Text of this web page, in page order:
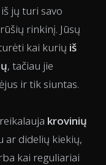
jų turi savo
rinkinį. Jūsų
kai kurių iš
, tačiau jie
ir tik siuntas.
krovinių
ar didelių kiekių,
kai reguliariai